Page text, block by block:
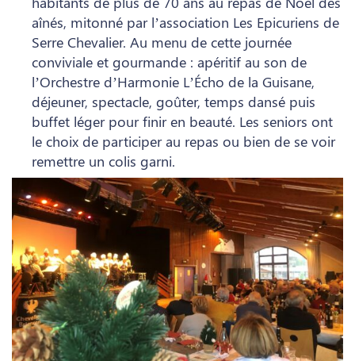
aînés, mitonné par l’association Les Epicuriens de
Serre Chevalier. Au menu de cette journée
conviviale et gourmande : apéritif au son de
l’Orchestre d’Harmonie L’Écho de la Guisane,
déjeuner, spectacle, goûter, temps dansé puis
buffet léger pour finir en beauté. Les seniors ont
le choix de participer au repas ou bien de se voir
remettre un colis garni.